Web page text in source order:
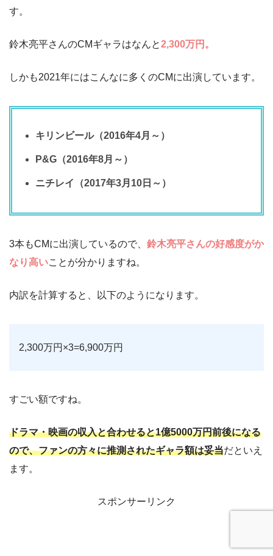
す。
鈴木亮平さんのCMギャラはなんと2,300万円。
しかも2021年にはこんなに多くのCMに出演しています。
キリンビール（2016年4月～）
P&G（2016年8月～）
ニチレイ（2017年3月10日～）
3本もCMに出演しているので、 鈴木亮平さんの好感度がか
なり高いことが分かりますね。
内訳を計算すると、以下のようになります。
2,300万円×3=6,900万円
すごい額ですね。
ドラマ・映画の収入と合わせると1億5000万円前後になる
ので、ファンの方々に推測されたギャラ額は妥当だといえ
ます。
スポンサーリンク